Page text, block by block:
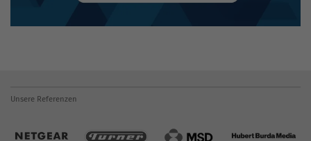
Unsere Referenzen